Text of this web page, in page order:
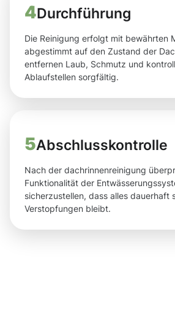
4Durchführung
Die Reinigung erfolgt mit bewährten
abgestimmt auf den Zustand der
entfernen Laub, Schmutz und
Ablaufstellen sorgfältig.
5Abschlusskontrolle
Nach der dachrinnenreinigung
Funktionalität der
sicherzustellen, dass alles dauerhaft
Verstopfungen bleibt.